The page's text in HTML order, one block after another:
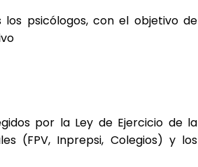
psicólogos, con el objetivo de
por la Ley de Ejercicio de la
(FPV, Inprepsi, Colegios) y los